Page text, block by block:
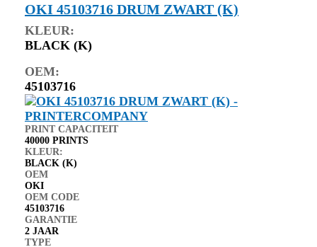
OKI 45103716 DRUM ZWART (K)
KLEUR:
BLACK (K)
OEM:
45103716
PRINT CAPACITEIT
40000 PRINTS
KLEUR:
BLACK (K)
OEM
OKI
OEM CODE
45103716
GARANTIE
2 JAAR
TYPE